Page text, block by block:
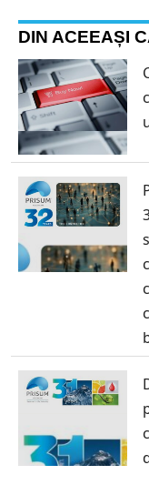
DIN ACEEAȘI